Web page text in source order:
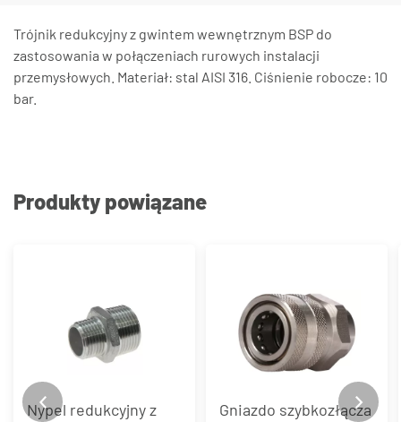
Trójnik redukcyjny z gwintem wewnętrznym BSP do
zastosowania w połączeniach rurowych instalacji
przemysłowych. Materiał: stal AISI 316. Ciśnienie robocze: 10
bar.
Produkty powiązane
Nypel redukcyjny z
Gniazdo szybkozłącza